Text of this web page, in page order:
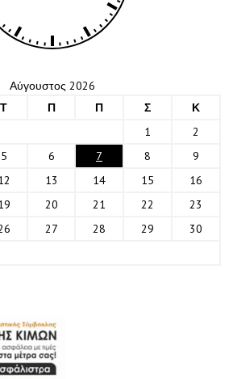
Αύγουστος 2026
Τ Π Π Σ
Κ
1
2
5 6 7 8
9
13 14 15
16
20 21 22
23
27 28 29
30